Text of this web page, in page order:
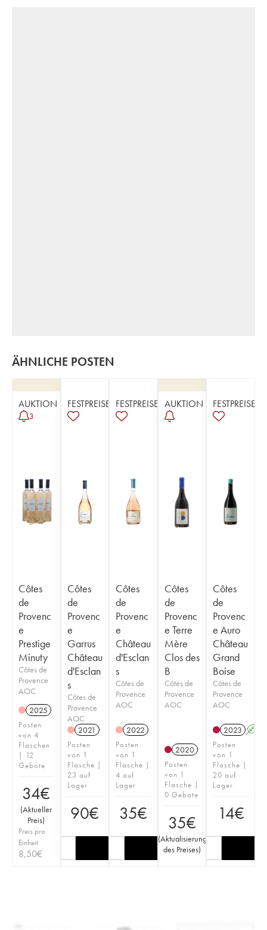
ÄHNLICHE POSTEN
AUKTION
3
Côtes
de
Provenc
e
Prestige
Minuty
Côtes de
Provence
AOC
2025
Posten
von 4
Flaschen
| 12
Gebote
34€
(Aktueller
Preis)
Preis pro
Einheit
8,50€
FESTPREISE
Côtes
de
Provenc
e
Garrus
Château
d'Esclan
s
Côtes de
Provence
AOC
2021
Posten
von 1
Flasche |
23 auf
Lager
90€
FESTPREISE
Côtes
de
Provenc
e
Château
d'Esclan
s
Côtes de
Provence
AOC
2022
Posten
von 1
Flasche |
4 auf
Lager
35€
AUKTION
Côtes
de
Provenc
e Terre
Mère
Clos des
B
Côtes de
Provence
AOC
2020
Posten
von 1
Flasche |
0 Gebote
35€
(Aktualisierung
des Preises)
FESTPREISE
Côtes
de
Provenc
e Auro
Château
Grand
Boise
Côtes de
Provence
AOC
2023 A
Posten
von 1
Flasche |
20 auf
Lager
14€